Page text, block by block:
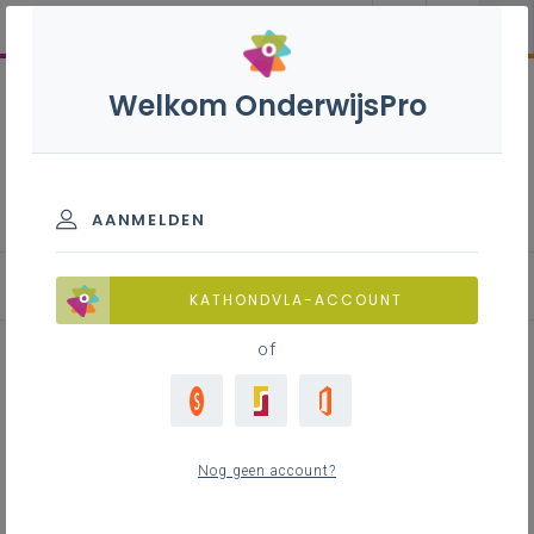
Blog
Bouw met een school uit
Welkom OnderwijsPro
AANMELDEN
KATHONDVLA-ACCOUNT
of
Nog geen account?